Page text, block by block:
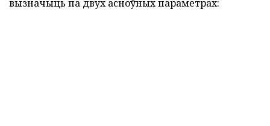
вызначыць па двух асноўных параметрах: